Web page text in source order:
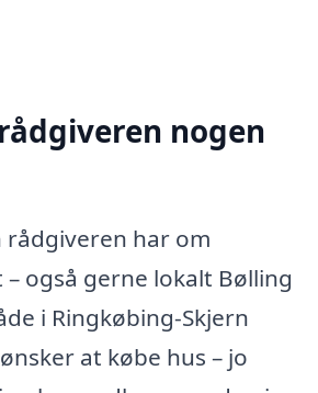
nogen
rådgiveren har om
også gerne lokalt Bølling
i Ringkøbing-Skjern
at købe hus – jo